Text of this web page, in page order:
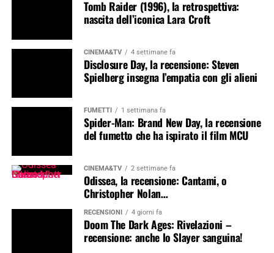
Tomb Raider (1996), la retrospettiva:
nascita dell’iconica Lara Croft
CINEMA&TV 4 settimane fa
Disclosure Day, la recensione: Steven
Spielberg insegna l’empatia con gli alieni
FUMETTI 1 settimana fa
Spider-Man: Brand New Day, la recensione
del fumetto che ha ispirato il film MCU
CINEMA&TV 2 settimane fa
Odissea, la recensione: Cantami, o
Christopher Nolan…
RECENSIONI 4 giorni fa
Doom The Dark Ages: Rivelazioni –
recensione: anche lo Slayer sanguina!